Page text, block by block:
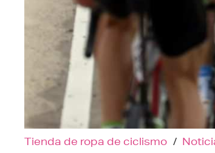
Tienda de ropa de ciclismo /